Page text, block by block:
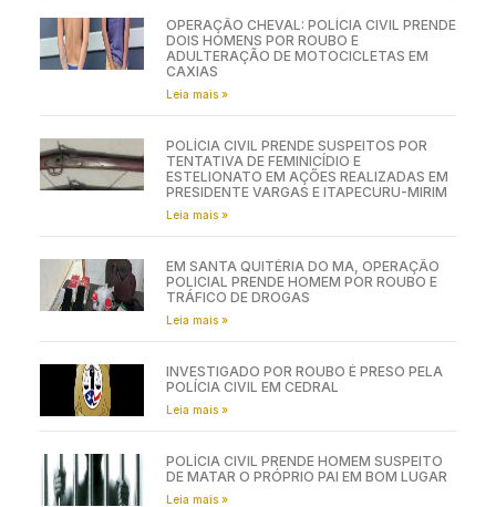
OPERAÇÃO CHEVAL: POLÍCIA CIVIL PRENDE
DOIS HOMENS POR ROUBO E
ADULTERAÇÃO DE MOTOCICLETAS EM
CAXIAS
Leia mais »
POLÍCIA CIVIL PRENDE SUSPEITOS POR
TENTATIVA DE FEMINICÍDIO E
ESTELIONATO EM AÇÕES REALIZADAS EM
PRESIDENTE VARGAS E ITAPECURU-MIRIM
Leia mais »
EM SANTA QUITÉRIA DO MA, OPERAÇÃO
POLICIAL PRENDE HOMEM POR ROUBO E
TRÁFICO DE DROGAS
Leia mais »
INVESTIGADO POR ROUBO É PRESO PELA
POLÍCIA CIVIL EM CEDRAL
Leia mais »
POLÍCIA CIVIL PRENDE HOMEM SUSPEITO
DE MATAR O PRÓPRIO PAI EM BOM LUGAR
Leia mais »